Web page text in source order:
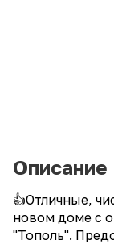
Описание
👍Отличные,
новом доме c
"Тополь".